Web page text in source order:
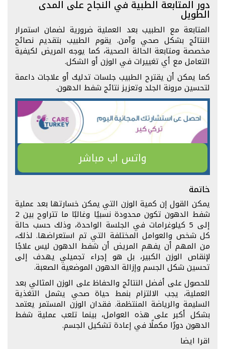
دور المتابعة الطبية في النجاح على المدى
الطويل
المتابعة مع الطبيب بعد العملية ضرورية لضمان استمرار
النتائج بشكل صحي وآمن. يقوم الطبيب بتقديم نصائح
مخصصة ومتابعة الحالة الصحية، كما يوجه المريض لكيفية
التعامل مع أي تغييرات في الوزن أو الشكل.
كما يمكن أن يقترح الطبيب جلسات تدليك أو علاجات داعمة
لتحسين مرونة الجلد وتعزيز نتائج شفط الدهون.
واتس اب مباشر
خاتمة
يمكن القول إن كمية الوزن التي يمكن خسارتها بعد عملية
شفط الدهون تكون محدودة نسبيًا وغالبًا ما تتراوح بين 2
إلى 5 كيلوغرامات في الجلسة الواحدة، وذلك حسب حالة
كل شخص والعوامل المختلفة التي تم استعراضها. لذلك،
من المهم أن يفهم المريض أن شفط الدهون ليس علاجًا
لإنقاص الوزن الكبير، بل هو إجراء تجميلي يهدف إلى
تحسين شكل الجسم وإزالة الدهون الموضعية الصعبة.
للحصول على أفضل النتائج والحفاظ على الوزن المثالي بعد
العملية، يجب الالتزام بنمط حياة صحي يشمل التغذية
السليمة والرياضة المنتظمة. فقدان الوزن المستمر يعتمد
بشكل أكبر على هذه العوامل، بينما تلعب عملية شفط
الدهون دورًا مكملًا في إعادة تشكيل الجسم.
اقرا ايضا